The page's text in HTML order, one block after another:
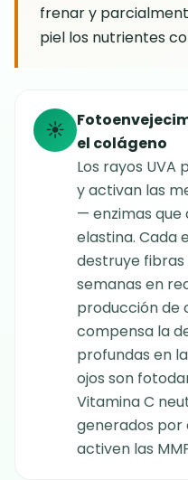
frenar y
piel los nutrientes
☀️
el colágeno
Los rayos
y activan las
— enzimas que
elastina. Cada
destruye
semanas en
producción de
compensa la
profundas en
ojos son
Vitamina C
generados por
activen las